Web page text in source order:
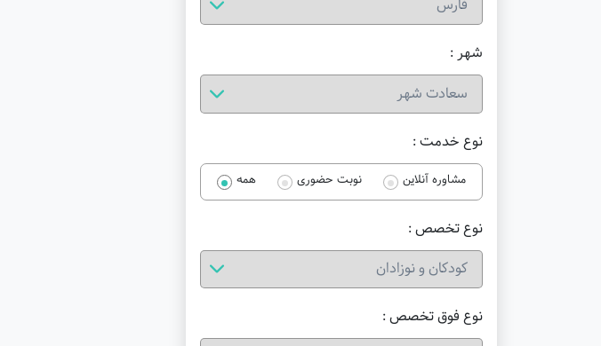
شهر :
نوع خدمت :
مشاوره آنلاین نوبت حضوری همه
نوع تخصص :
نوع فوق تخصص :